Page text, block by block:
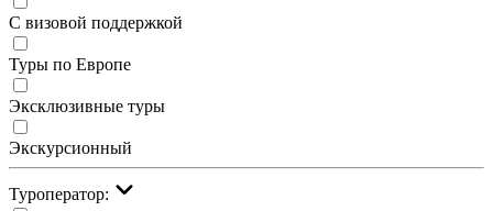
С визовой поддержкой
Туры по Европе
Эксклюзивные туры
Экскурсионный
Туроператор: